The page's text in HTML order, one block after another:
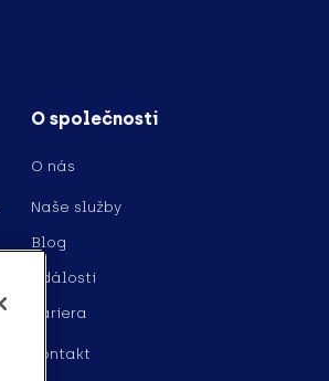
O společnosti
O nás
Naše služby
Blog
Události
Kariera
Kontakt